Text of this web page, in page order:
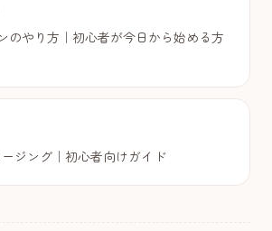
のやり方｜初心者が今日から始める方
ジング｜初心者向けガイド